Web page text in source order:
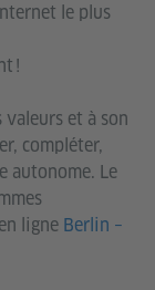
le plus
!
et à son
compléter,
autonome. Le
ligne Berlin –